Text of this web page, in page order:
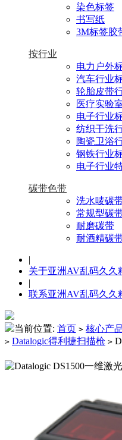
染色标签
书写纸
3M标签胶
按行业
电力户外
汽车行业
轮胎皮带
医疗实验
电子行业
纺织干洗
陶瓷卫浴
钢铁行业
电子行业
碳带色带
洗水唛碳
常规型碳
耐磨碳带
耐酒精碳
|
关于亚洲AV乱码久久
|
联系亚洲AV乱码久久
当前位置: 首页 > 核心产
> Datalogic得利捷扫描枪 >